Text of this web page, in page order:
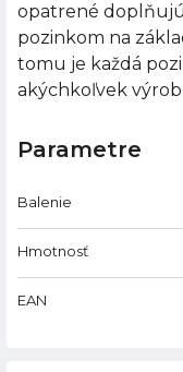
opatrené
pozinkom na
tomu je každá
akýchkoľvek
Parametre
Balenie
Hmotnosť
EAN